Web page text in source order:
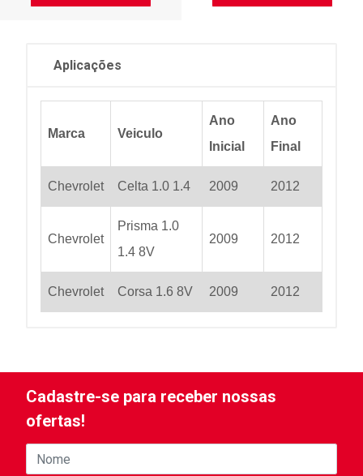
Aplicações
Marca Veiculo
Ano
Inicial
Ano
Final
Chevrolet Celta 1.0 1.4 2009 2012
Chevrolet
Prisma 1.0
1.4 8V
2009 2012
Chevrolet Corsa 1.6 8V 2009 2012
Cadastre-se para receber nossas
ofertas!